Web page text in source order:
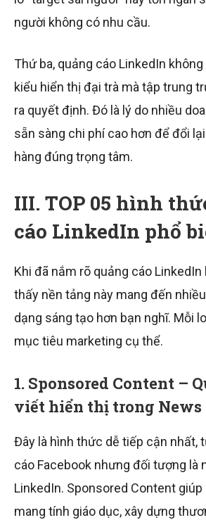
người không có nhu cầu.
Thứ ba, quảng cáo LinkedIn không
kiểu hiển thị đại trà mà tập trung
ra quyết định. Đó là lý do nhiều
sẵn sàng chi phí cao hơn để đổi
hàng đúng trọng tâm.
III. TOP 05 hình
cáo LinkedIn phổ
Khi đã nắm rõ quảng cáo LinkedIn
thấy nền tảng này mang đến
dạng sáng tạo hơn bạn nghĩ. Mỗi
mục tiêu marketing cụ thể.
1. Sponsored Content –
viết hiển thị trong News
Đây là hình thức dễ tiếp cận nhất,
cáo Facebook nhưng đối tượng là
LinkedIn. Sponsored Content giúp
mang tính giáo dục, xây dựng